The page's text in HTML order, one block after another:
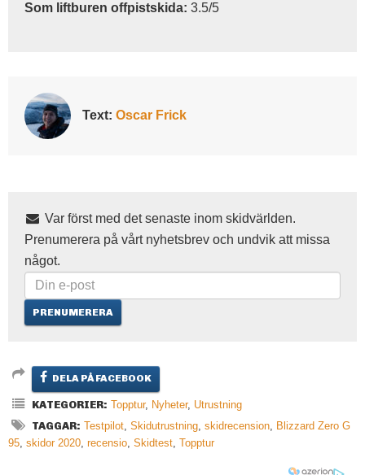
Som liftburen offpistskida: 3.5/5
Text: Oscar Frick
Var först med det senaste inom skidvärlden.
Prenumerera på vårt nyhetsbrev och undvik att missa
något.
DELA PÅ FACEBOOK
KATEGORIER: Topptur, Nyheter, Utrustning
TAGGAR: Testpilot, Skidutrustning, skidrecension, Blizzard Zero G
95, skidor 2020, recensio, Skidtest, Topptur